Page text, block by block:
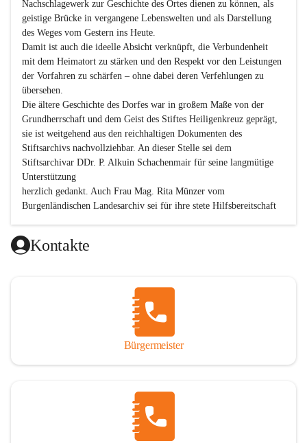
Nachschlagewerk zur Geschichte des Ortes dienen zu können, als
geistige Brücke in vergangene Lebenswelten und als Darstellung
des Weges vom Gestern ins Heute.
Damit ist auch die ideelle Absicht verknüpft, die Verbundenheit
mit dem Heimatort zu stärken und den Respekt vor den Leistungen
der Vorfahren zu schärfen – ohne dabei deren Verfehlungen zu
übersehen.
Die ältere Geschichte des Dorfes war in großem Maße von der
Grundherrschaft und dem Geist des Stiftes Heiligenkreuz geprägt,
sie ist weitgehend aus den reichhaltigen Dokumenten des
Stiftsarchivs nachvollziehbar. An dieser Stelle sei dem
Stiftsarchivar DDr. P. Alkuin Schachenmair für seine langmütige
Unterstützung
herzlich gedankt. Auch Frau Mag. Rita Münzer vom
Burgenländischen Landesarchiv sei für ihre stete Hilfsbereitschaft
Dank gilt den Textautoren dieser Chronik, dem kleinen
Redaktionsteam, für die gute Zusammenarbeit.
gedankt werden, die durch ihre Erinnerungen, Informationen und
durch das Überlassen von Fotos und Dokumenten zum Gesamtbild
dieses Buches wesentlich beigetragen haben.
Der Zeitdruck war enorm, um das Werk auch zeitgerecht für das
Jubiläumsjahr abschließen zu können. Daher mag um Nachsicht
Ausführlichkeit behandelt erscheinen, oder auch der eine oder
andere Fehler unterlief. Die Autoren haben nach ihren
individuellen Möglichkeiten mit bestem Wissen und Gewissen
Kontakte
Bürgermeister